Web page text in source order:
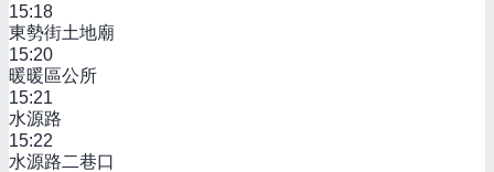
15:18
東勢街土地廟
15:20
暖暖區公所
15:21
水源路
15:22
水源路二巷口